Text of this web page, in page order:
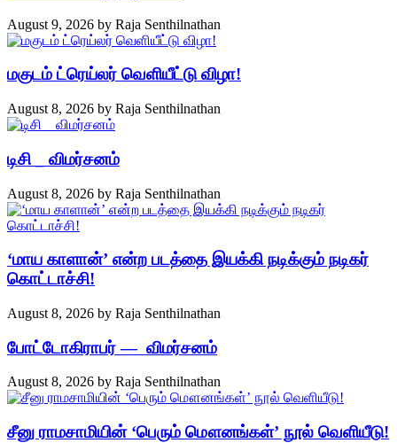
August 9, 2026 by Raja Senthilnathan
மகுடம் ட்ரெய்லர் வெளியீட்டு விழா!
August 8, 2026 by Raja Senthilnathan
டிசி _ விமர்சனம்
August 8, 2026 by Raja Senthilnathan
‘மாய காளான்’ என்ற படத்தை இயக்கி நடிக்கும் நடிகர்
கொட்டாச்சி!
August 8, 2026 by Raja Senthilnathan
போட்டோகிராபர் — விமர்சனம்
August 8, 2026 by Raja Senthilnathan
சீனு ராமசாமியின் ‘பெரும் மௌனங்கள்’ நூல் வெளியீடு!